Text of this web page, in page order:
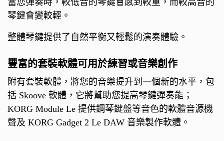
當您彈奏時，較低音的琴鍵會感到較重，而較高音的
琴鍵會變較輕。
整體琴鍵提供了自然平衡又輕鬆的演奏體驗。
豐富的套裝軟體可用於練習或音樂創作
附有套裝軟體，將您的音樂提升到一個新的水平，包
括 Skoove 軟體，它將幫助您提高琴鍵彈奏能；
KORG Module Le 提供鋼琴鍵盤等音色的軟體音源機
聲及 KORG Gadget 2 Le DAW 音樂製作軟體。